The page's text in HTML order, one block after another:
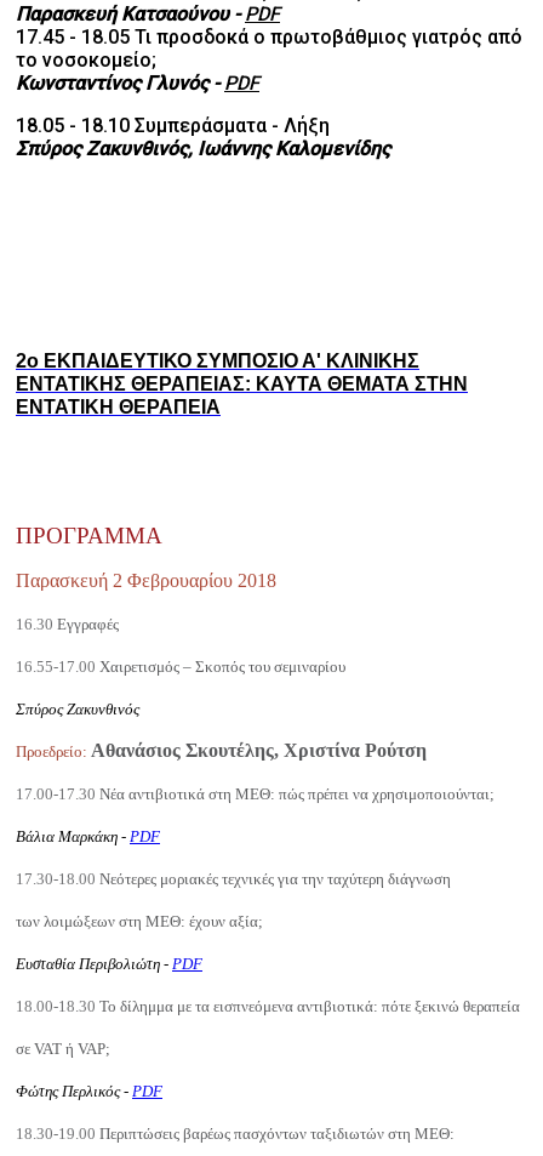
Παρασκευή Κατσαούνου -PDF
17.45 - 18.05 Τι προσδοκά ο πρωτοβάθμιος γιατρός από
το νοσοκομείο;
Κωνσταντίνος Γλυνός-PDF
18.05 - 18.10 Συμπεράσματα - Λήξη
Σπύρος Ζακυνθινός, Ιωάννης Καλομενίδης
2ο ΕΚΠΑΙΔΕΥΤΙΚΟ ΣΥΜΠΟΣΙΟ Α' ΚΛΙΝΙΚΗΣ
ΕΝΤΑΤΙΚΗΣ ΘΕΡΑΠΕΙΑΣ: ΚΑΥΤΑ ΘΕΜΑΤΑ ΣΤΗΝ
ΕΝΤΑΤΙΚΗ ΘΕΡΑΠΕΙΑ
ΠΡΟΓΡΑΜΜΑ
Παρασκευή 2 Φεβρουαρίου 2018
16.30 Εγγραφές
16.55-17.00 Χαιρετισμός – Σκοπός του σεμιναρίου
Σπύρος Ζακυνθινός
Προεδρείο: Αθανάσιος Σκουτέλης, Χριστίνα Ρούτση
17.00-17.30 Νέα αντιβιοτικά στη ΜΕΘ: πώς πρέπει να χρησιμοποιούνται;
Βάλια Μαρκάκη - PDF
17.30-18.00 Νεότερες μοριακές τεχνικές για την ταχύτερη διάγνωση
των λοιμώξεων στη ΜΕΘ: έχουν αξία;
Ευσταθία Περιβολιώτη - PDF
18.00-18.30 Το δίλημμα με τα εισπνεόμενα αντιβιοτικά: πότε ξεκινώ θεραπεία
σε VAT ή VAP;
Φώτης Περλικός - PDF
18.30-19.00 Περιπτώσεις βαρέως πασχόντων ταξιδιωτών στη ΜΕΘ: